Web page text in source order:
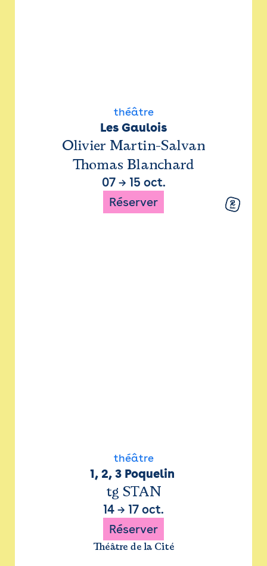
théâtre
Les Gaulois
Olivier Martin-Salvan
Thomas Blanchard
07→ 15 oct.
Réserver
théâtre
1, 2, 3 Poquelin
tg STAN
14 → 17 oct.
Réserver
Théâtre de la Cité